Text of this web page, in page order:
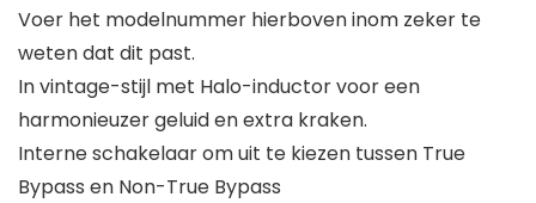
Voer het modelnummer hierboven inom zeker te
weten dat dit past.
In vintage-stijl met Halo-inductor voor een
harmonieuzer geluid en extra kraken.
Interne schakelaar om uit te kiezen tussen True
Bypass en Non-True Bypass